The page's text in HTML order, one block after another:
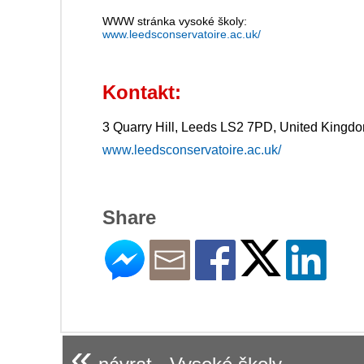
WWW stránka vysoké školy:
www.leedsconservatoire.ac.uk/
Kontakt:
3 Quarry Hill, Leeds LS2 7PD, United
www.leedsconservatoire.ac.uk/
Share